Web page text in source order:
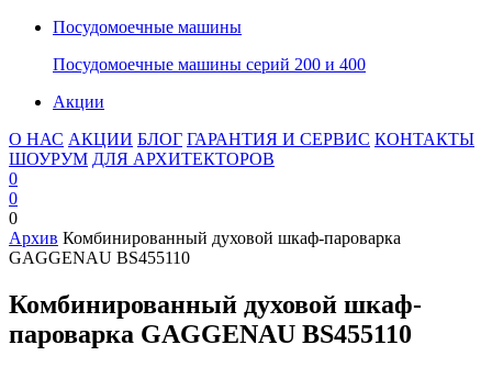
Посудомоечные машины
Посудомоечные машины серий 200 и 400
Акции
О НАС АКЦИИ БЛОГ ГАРАНТИЯ И СЕРВИС КОНТАКТЫ
ШОУРУМ ДЛЯ АРХИТЕКТОРОВ
0
0
0
Архив Комбинированный духовой шкаф-пароварка
GAGGENAU BS455110
Комбинированный духовой шкаф-
пароварка GAGGENAU BS455110